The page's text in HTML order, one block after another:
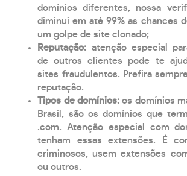
domínios diferentes, nossa
diminui em até 99% as chances
um golpe de site clonado;
Reputação: atenção especial
de outros clientes pode te
sites fraudulentos. Prefira
reputação.
Tipos de domínios:os domínios
Brasil, são os domínios que
.com. Atenção especial com
tenham essas extensões. É
criminosos, usem extensões
ou outros.